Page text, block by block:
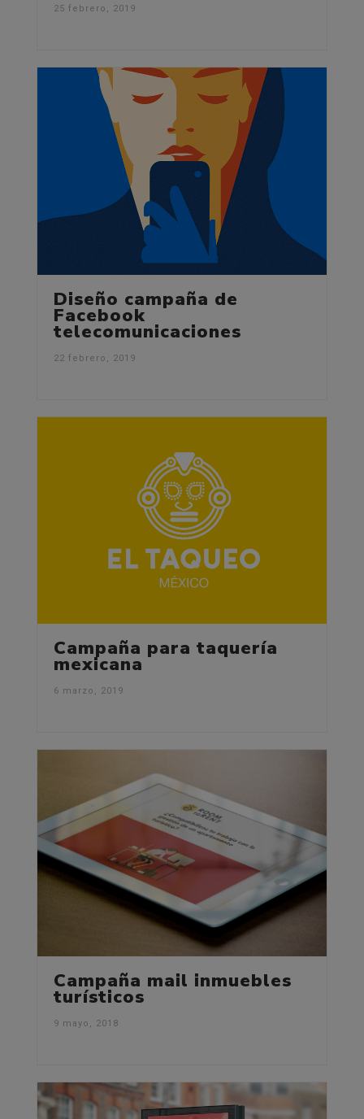
25 febrero, 2019
Diseño campaña de
Facebook
telecomunicaciones
22 febrero, 2019
Campaña para taquería
mexicana
6 marzo, 2019
Campaña mail inmuebles
turísticos
9 mayo, 2018